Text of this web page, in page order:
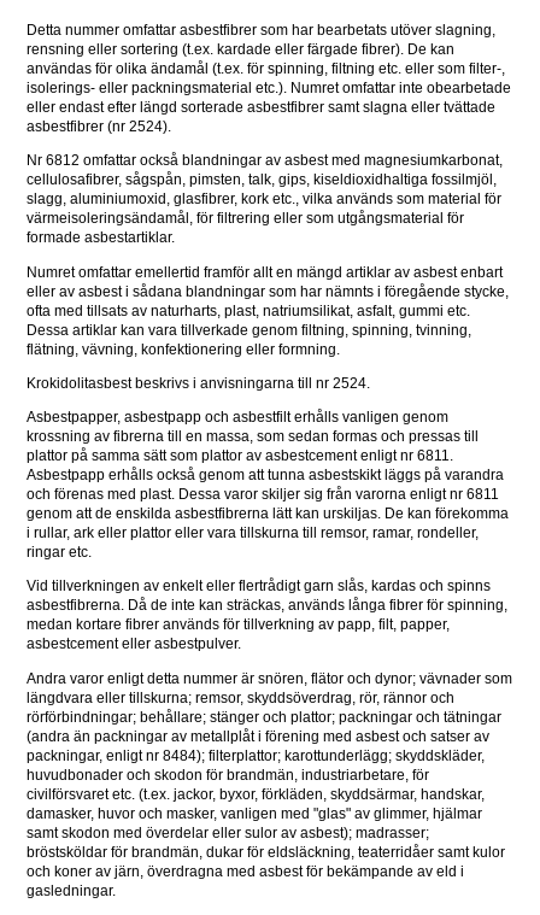
Detta nummer omfattar asbestfibrer som har bearbetats utöver slagning,
rensning eller sortering (t.ex. kardade eller färgade fibrer). De kan
användas för olika ändamål (t.ex. för spinning, filtning etc. eller som filter-,
isolerings- eller packningsmaterial etc.). Numret omfattar inte obearbetade
eller endast efter längd sorterade asbestfibrer samt slagna eller tvättade
asbestfibrer (nr 2524).
Nr 6812 omfattar också blandningar av asbest med magnesiumkarbonat,
cellulosafibrer, sågspån, pimsten, talk, gips, kiseldioxidhaltiga fossilmjöl,
slagg, aluminiumoxid, glasfibrer, kork etc., vilka används som material för
värmeisoleringsändamål, för filtrering eller som utgångsmaterial för
formade asbestartiklar.
Numret omfattar emellertid framför allt en mängd artiklar av asbest enbart
eller av asbest i sådana blandningar som har nämnts i föregående stycke,
ofta med tillsats av naturharts, plast, natriumsilikat, asfalt, gummi etc.
Dessa artiklar kan vara tillverkade genom filtning, spinning, tvinning,
flätning, vävning, konfektionering eller formning.
Krokidolitasbest beskrivs i anvisningarna till nr 2524.
Asbestpapper, asbestpapp och asbestfilt erhålls vanligen genom
krossning av fibrerna till en massa, som sedan formas och pressas till
plattor på samma sätt som plattor av asbestcement enligt nr 6811.
Asbestpapp erhålls också genom att tunna asbestskikt läggs på varandra
och förenas med plast. Dessa varor skiljer sig från varorna enligt nr 6811
genom att de enskilda asbestfibrerna lätt kan urskiljas. De kan förekomma
i rullar, ark eller plattor eller vara tillskurna till remsor, ramar, rondeller,
ringar etc.
Vid tillverkningen av enkelt eller flertrådigt garn slås, kardas och spinns
asbestfibrerna. Då de inte kan sträckas, används långa fibrer för spinning,
medan kortare fibrer används för tillverkning av papp, filt, papper,
asbestcement eller asbestpulver.
Andra varor enligt detta nummer är snören, flätor och dynor; vävnader som
längdvara eller tillskurna; remsor, skyddsöverdrag, rör, rännor och
rörförbindningar; behållare; stänger och plattor; packningar och tätningar
(andra än packningar av metallplåt i förening med asbest och satser av
packningar, enligt nr 8484); filterplattor; karottunderlägg; skyddskläder,
huvudbonader och skodon för brandmän, industriarbetare, för
civilförsvaret etc. (t.ex. jackor, byxor, förkläden, skyddsärmar, handskar,
damasker, huvor och masker, vanligen med "glas" av glimmer, hjälmar
samt skodon med överdelar eller sulor av asbest); madrasser;
bröstsköldar för brandmän, dukar för eldsläckning, teaterridåer samt kulor
och koner av järn, överdragna med asbest för bekämpande av eld i
gasledningar.